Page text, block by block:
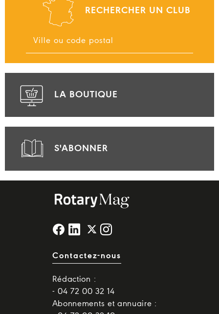
RECHERCHER UN CLUB
LA BOUTIQUE
S'ABONNER
Contactez-nous
Rédaction :
- 04 72 00 32 14
Abonnements et annuaire :